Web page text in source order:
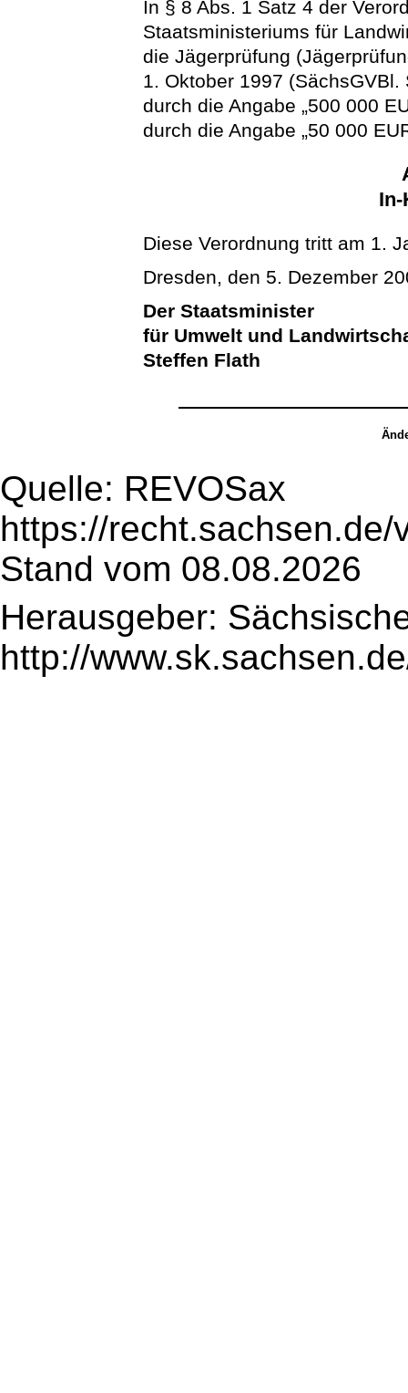
In § 8 Abs. 1 Satz 4 der
Staatsministeriums für
die Jägerprüfung
1. Oktober 1997 (SächsGVBl.
durch die Angabe „500 000
durch die Angabe „50 000
Diese Verordnung tritt am 1.
Dresden, den 5. Dezember
Der Staatsminister
für Umwelt und
Steffen Flath
Quelle: REVOSax
https://
Stand vom 08.08.2026
Herausgeber:
http://